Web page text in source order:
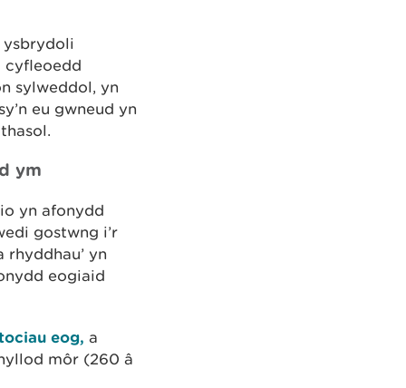
cyfleoedd
sylweddol, yn
eu gwneud yn
ym
yn afonydd
gostwng i’r
yn
eogiaid
eog, a
môr (260 â